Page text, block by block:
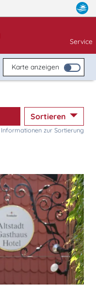
Service
Karte anzeigen
Sortieren
Informationen zur Sortierung